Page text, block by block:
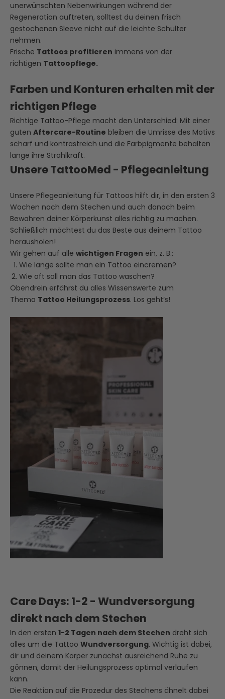
unerwünschten Nebenwirkungen während der
Regeneration auftreten, solltest du deinen frisch
gestochenen Sleeve nicht auf die leichte Schulter
nehmen.
Frische Tattoos profitieren immens von der
richtigen Tattoopflege.
Farben und Konturen erhalten mit der
richtigen Pflege
Richtige Tattoo-Pflege macht den Unterschied: Mit einer
guten Aftercare-Routine bleiben die Umrisse des Motivs
scharf und kontrastreich und die Farbpigmente behalten
lange ihre Strahlkraft.
Unsere TattooMed - Pflegeanleitung
Unsere Pflegeanleitung für Tattoos hilft dir, in den ersten 3
Wochen nach dem Stechen und auch danach beim
Bewahren deiner Körperkunst alles richtig zu machen.
Schließlich möchtest du das Beste aus deinem Tattoo
herausholen!
Wir gehen auf alle wichtigen Fragen ein, z. B.:
Wie lange sollte man ein Tattoo eincremen?
Wie oft soll man das Tattoo waschen?
Obendrein erfährst du alles Wissenswerte zum
Thema Tattoo Heilungsprozess. Los geht’s!
Care Days: 1-2 - Wundversorgung
direkt nach dem Stechen
In den ersten 1-2 Tagen nach dem Stechen dreht sich
alles um die Tattoo Wundversorgung. Wichtig ist dabei,
dir und deinem Körper zunächst ausreichend Ruhe zu
gönnen, damit der Heilungsprozess optimal verlaufen
kann.
Die Reaktion auf die Prozedur des Stechens ähnelt dabei